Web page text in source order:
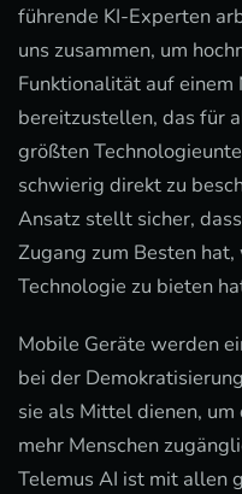
führende KI-Experten
uns zusammen, um
Funktionalität auf einem
bereitzustellen, das für
größten
schwierig direkt zu
Ansatz stellt sicher,
Zugang zum Besten hat,
Technologie zu bieten
Mobile Geräte werden
bei der
sie als Mittel dienen, um
mehr Menschen
Telemus AI ist mit allen